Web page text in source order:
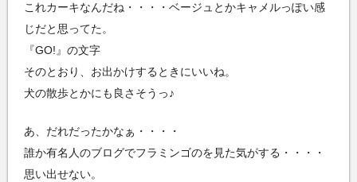
これカーキなんだね・・・・ベージュとかキャメルっぽい感
じだと思ってた。
『GO!』の文字
そのとおり、お出かけするときにいいね。
犬の散歩とかにも良さそうっ♪
あ、だれだったかなぁ・・・・
誰か有名人のブログでフラミンゴのを見た気がする・・・・
思い出せない。